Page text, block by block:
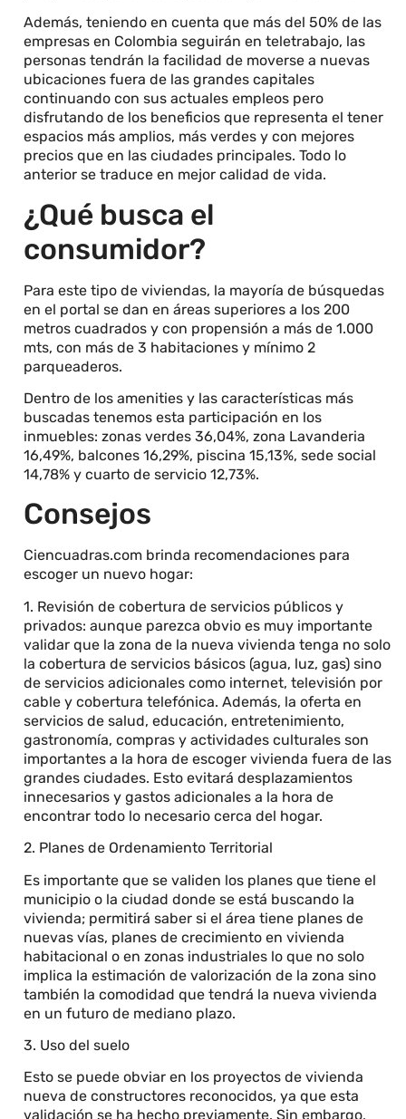
Además, teniendo en cuenta que más del 50% de las
empresas en Colombia seguirán en teletrabajo, las
personas tendrán la facilidad de moverse a nuevas
ubicaciones fuera de las grandes capitales
continuando con sus actuales empleos pero
disfrutando de los beneficios que representa el tener
espacios más amplios, más verdes y con mejores
precios que en las ciudades principales. Todo lo
anterior se traduce en mejor calidad de vida.
¿Qué busca el
consumidor?
Para este tipo de viviendas, la mayoría de búsquedas
en el portal se dan en áreas superiores a los 200
metros cuadrados y con propensión a más de 1.000
mts, con más de 3 habitaciones y mínimo 2
parqueaderos.
Dentro de los amenities y las características más
buscadas tenemos esta participación en los
inmuebles: zonas verdes 36,04%, zona Lavanderia
16,49%, balcones 16,29%, piscina 15,13%, sede social
14,78% y cuarto de servicio 12,73%.
Consejos
Ciencuadras.com brinda recomendaciones para
escoger un nuevo hogar:
1. Revisión de cobertura de servicios públicos y
privados: aunque parezca obvio es muy importante
validar que la zona de la nueva vivienda tenga no solo
la cobertura de servicios básicos (agua, luz, gas) sino
de servicios adicionales como internet, televisión por
cable y cobertura telefónica. Además, la oferta en
servicios de salud, educación, entretenimiento,
gastronomía, compras y actividades culturales son
importantes a la hora de escoger vivienda fuera de las
grandes ciudades. Esto evitará desplazamientos
innecesarios y gastos adicionales a la hora de
encontrar todo lo necesario cerca del hogar.
2. Planes de Ordenamiento Territorial
Es importante que se validen los planes que tiene el
municipio o la ciudad donde se está buscando la
vivienda; permitirá saber si el área tiene planes de
nuevas vías, planes de crecimiento en vivienda
habitacional o en zonas industriales lo que no solo
implica la estimación de valorización de la zona sino
también la comodidad que tendrá la nueva vivienda
en un futuro de mediano plazo.
3. Uso del suelo
Esto se puede obviar en los proyectos de vivienda
nueva de constructores reconocidos, ya que esta
validación se ha hecho previamente. Sin embargo,